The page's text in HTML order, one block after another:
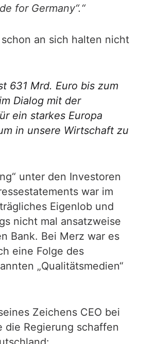
for Germany“.“
an sich halten nicht
631 Mrd. Euro bis zum
Dialog mit der
ein starkes Europa
in unsere Wirtschaft zu
unter den Investoren
war im
Eigenlob und
nicht mal ansatzweise
Bank. Bei Merz war es
eine Folge des
„Qualitätsmedien“
Zeichens CEO bei
die Regierung schaffen